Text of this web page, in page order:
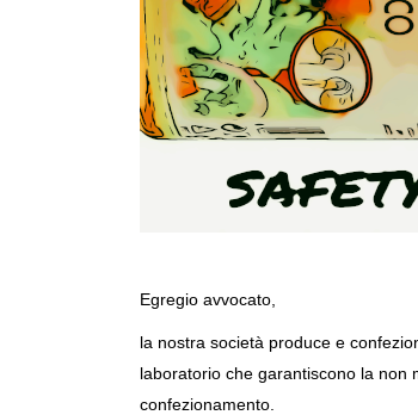
Egregio avvocato,
la nostra società produce e
laboratorio che garantiscono la non
confezionamento.